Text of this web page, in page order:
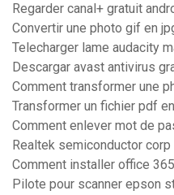
Regarder canal+ gratuit
Convertir une photo gif en
Telecharger lame audacity
Descargar avast antivirus
Comment transformer une
Transformer un fichier pdf
Comment enlever mot de
Realtek semiconductor
Comment installer office
Pilote pour scanner epson